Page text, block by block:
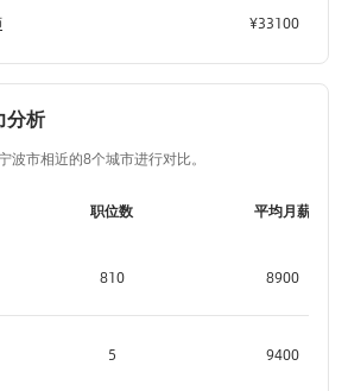
¥33100
分析
波市相近的8个城市进行对比。
职位数 平均月薪
810 8900
5 9400